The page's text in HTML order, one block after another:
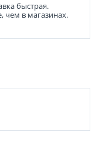
быстрая.
чем в магазинах.